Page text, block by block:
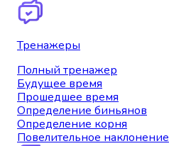
Тренажеры
Полный тренажер
Будущее время
Прошедшее время
Определение биньянов
Определение корня
Повелительное наклонение